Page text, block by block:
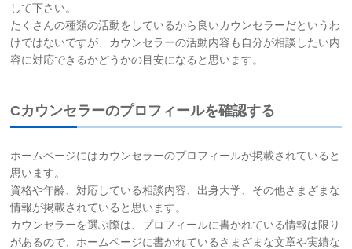
して下さい。
たくさんの種類の活動をしているから良いカウンセラーだというわ
けではないですが、カウンセラーの活動内容も自分が相談したい内
容に対応できるかどうかの目安になると思います。
Cカウンセラーのプロフィールを確認する
ホームページにはカウンセラーのプロフィールが掲載されていると
思います。
資格や年齢、対応している相談内容、出身大学、その他さまざまな
情報が掲載されていると思います。
カウンセラーを選ぶ際は、プロフィールに書かれている情報は限り
があるので、ホームページに書かれているさまざまな文章や実績な